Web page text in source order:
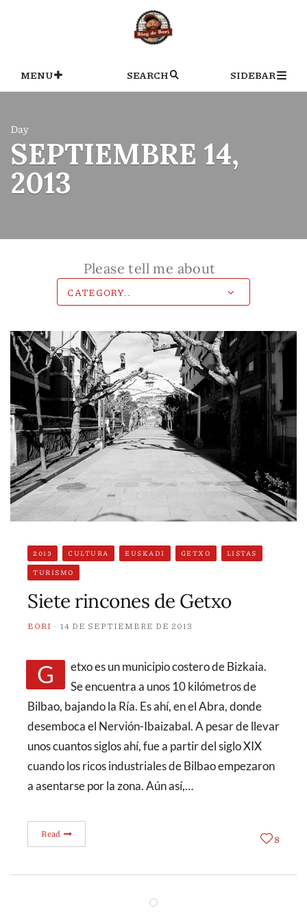
MENU SEARCH SIDEBAR
Day
SEPTIEMBRE 14,
2013
Please tell me about
2013 CULTURA EUSKADI GETXO LISTAS
TURISMO
Siete rincones de Getxo
BORI 14 DE SEPTIEMBRE DE 2013
Getxo es un municipio costero de Bizkaia.
Se encuentra a unos 10 kilómetros de
Bilbao, bajando la Ría. Es ahí, en el Abra, donde
desemboca el Nervión-Ibaizabal. A pesar de llevar
unos cuantos siglos ahí, fue a partir del siglo XIX
cuando los ricos industriales de Bilbao empezaron
a asentarse por la zona. Aún así,…
Read 8